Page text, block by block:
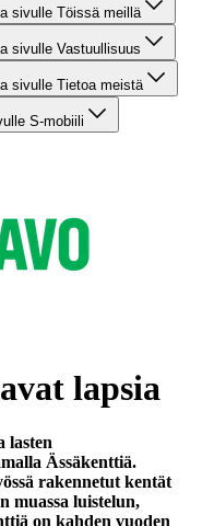
sivulle Töissä meillä
sivulle Vastuullisuus
sivulle Tietoa meistä
S-mobiili
lapsia
lasten
Ässäkenttiä.
rakennetut kentät
muassa luistelun,
on kahden vuoden